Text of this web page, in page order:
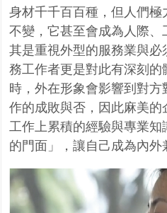
身材千千百百種，但人們
不變，它甚至會成為人際
其是重視外型的服務業與
務工作者更是對此有深刻
時，外在形象會影響到對
作的成敗與否，因此麻美
工作上累積的經驗與專業
的門面」，讓自己成為內外